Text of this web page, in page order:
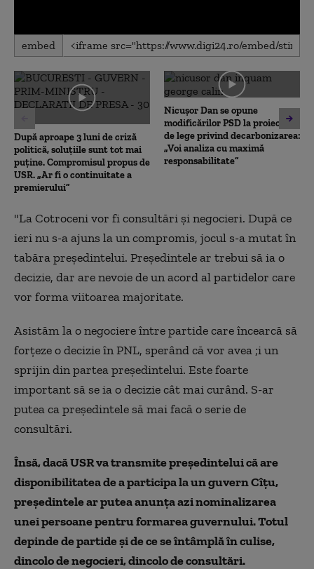
0
seconds
0
seconds
embed
După aproape 3 luni de criză
politică, soluțiile sunt tot mai
puține. Compromisul propus de
USR. „Ar fi o continuitate a
premierului”
Nicușor Dan se opune
modificărilor PSD la proiectul
de lege privind decarbonizarea:
„Voi analiza cu maximă
responsabilitate”
"La Cotroceni vor fi consultări și negocieri. După ce
ieri nu s-a ajuns la un compromis, jocul s-a mutat în
tabăra președintelui. Președintele ar trebui să ia o
decizie, dar are nevoie de un acord al partidelor care
vor forma viitoarea majoritate.
Asistăm la o negociere între partide care încearcă să
forțeze o decizie în PNL, sperând că vor avea ;i un
sprijin din partea președintelui. Este foarte
important să se ia o decizie cât mai curând. S-ar
putea ca președintele să mai facă o serie de
consultări.
Însă, dacă USR va transmite președintelui că are
disponibilitatea de a participa la un guvern Cîțu,
președintele ar putea anunța azi nominalizarea
unei persoane pentru formarea guvernului. Totul
depinde de partide și de ce se întâmplă în culise,
dincolo de negocieri, dincolo de consultări.